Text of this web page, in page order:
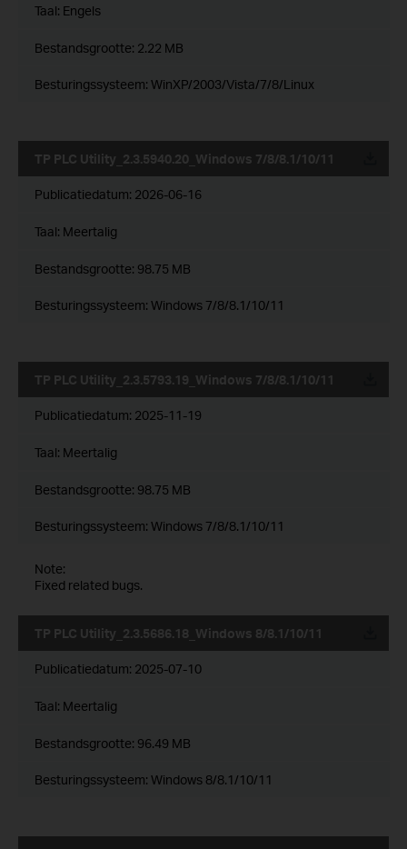
Taal: Engels
Bestandsgrootte: 2.22 MB
Besturingssysteem: WinXP/2003/Vista/7/8/Linux
TP PLC Utility_2.3.5940.20_Windows 7/8/8.1/10/11
Publicatiedatum: 2026-06-16
Taal: Meertalig
Bestandsgrootte: 98.75 MB
Besturingssysteem: Windows 7/8/8.1/10/11
TP PLC Utility_2.3.5793.19_Windows 7/8/8.1/10/11
Publicatiedatum: 2025-11-19
Taal: Meertalig
Bestandsgrootte: 98.75 MB
Besturingssysteem: Windows 7/8/8.1/10/11
Note:
Fixed related bugs.
TP PLC Utility_2.3.5686.18_Windows 8/8.1/10/11
Publicatiedatum: 2025-07-10
Taal: Meertalig
Bestandsgrootte: 96.49 MB
Besturingssysteem: Windows 8/8.1/10/11